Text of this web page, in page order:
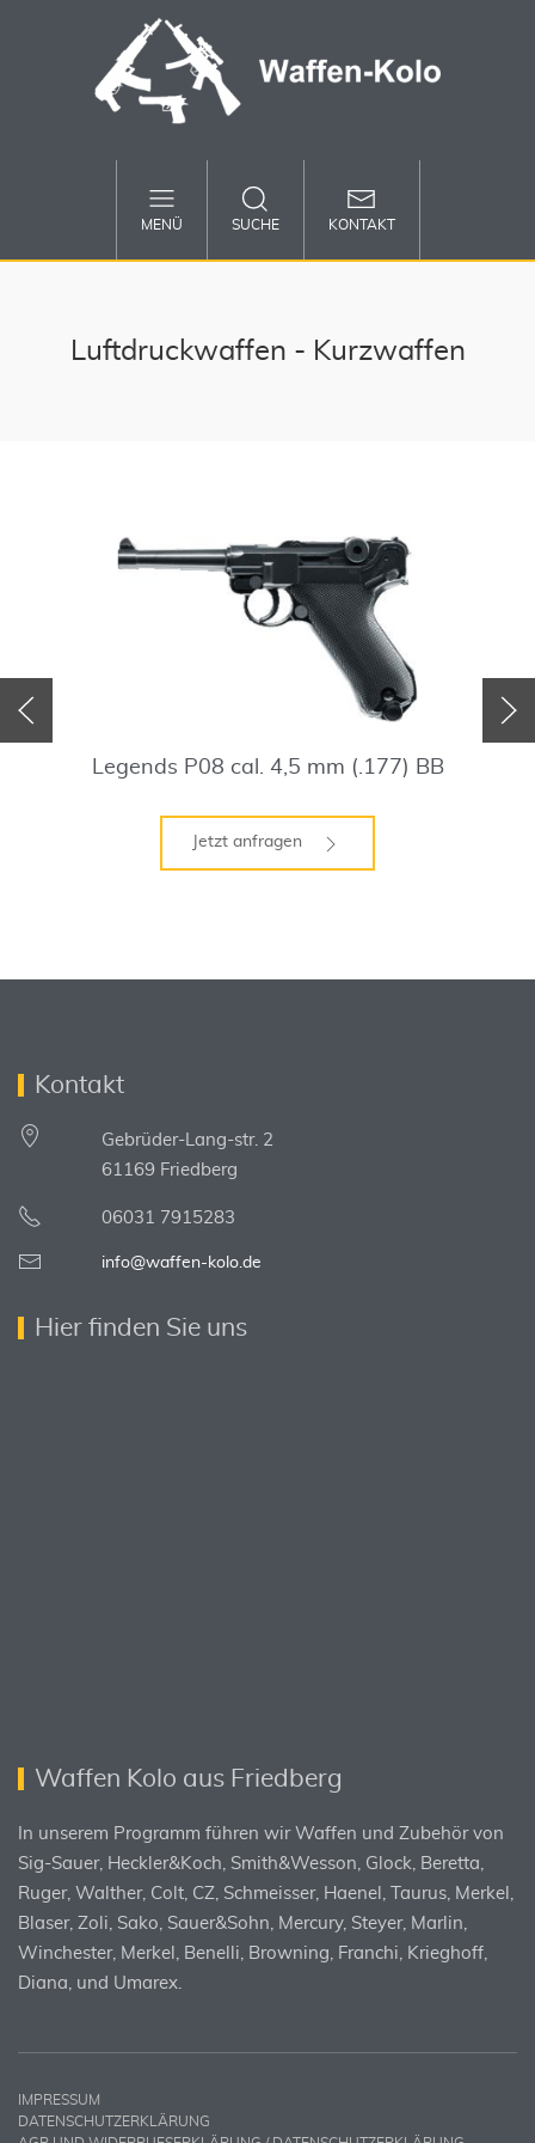
MENÜ SUCHE KONTAKT
Luftdruckwaffen - Kurzwaffen
Legends P08 cal. 4,5 mm (.177) BB
Jetzt anfragen
Kontakt
Gebrüder-Lang-str. 2
61169 Friedberg
06031 7915283
info@waffen-kolo.de
Hier finden Sie uns
Waffen Kolo aus Friedberg
In unserem Programm führen wir Waffen und Zubehör von
Sig-Sauer, Heckler&Koch, Smith&Wesson, Glock, Beretta,
Ruger, Walther, Colt, CZ, Schmeisser, Haenel, Taurus, Merkel,
Blaser, Zoli, Sako, Sauer&Sohn, Mercury, Steyer, Marlin,
Winchester, Merkel, Benelli, Browning, Franchi, Krieghoff,
Diana, und Umarex.
IMPRESSUM
DATENSCHUTZERKLÄRUNG